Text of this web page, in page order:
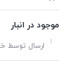
موجود در انبار
ارسال توسط